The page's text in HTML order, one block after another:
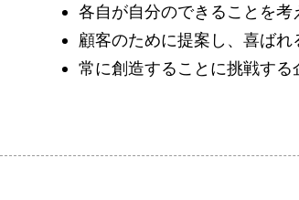
カ
各自が自分のできることを
顧客のために提案し、喜ば
常に創造することに挑戦す